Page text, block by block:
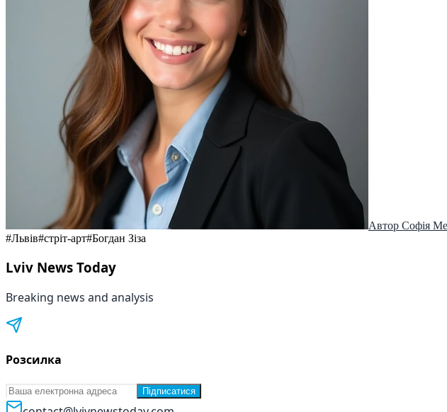
Автор Софія
#Львів#стріт-арт#Богдан Зіза
Lviv News Today
Breaking news and analysis
Розсилка
Підписатися